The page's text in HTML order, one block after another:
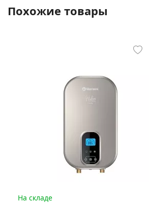
Похожие товары
На складе